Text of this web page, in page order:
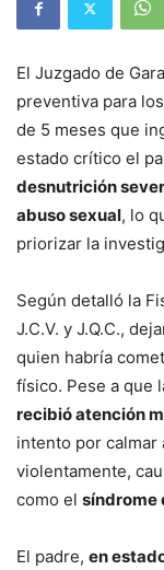
El Juzgado de
preventiva para
de 5 meses que
estado crítico el
desnutrición
abuso sexual, lo
priorizar la
Según detalló la
J.C.V. y J.Q.C.,
quien habría
físico. Pese a que
recibió atención
intento por calmar
violentamente,
como el síndrome
El padre, en